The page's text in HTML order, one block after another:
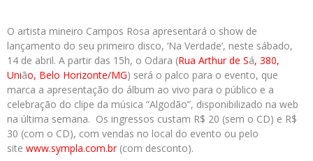
O artista mineiro Campos Rosa apresentará o show de
lançamento do seu primeiro disco, ‘Na Verdade’, neste sábado,
14 de abril. A partir das 15h, o Odara (Rua Arthur de Sá, 380,
União, Belo Horizonte/MG) será o palco para o evento, que
marca a apresentação do álbum ao vivo para o público e a
celebração do clipe da música “Algodão”, disponibilizado na web
na última semana. Os ingressos custam R$ 20 (sem o CD) e R$
30 (com o CD), com vendas no local do evento ou pelo
site www.sympla.com.br(com desconto).